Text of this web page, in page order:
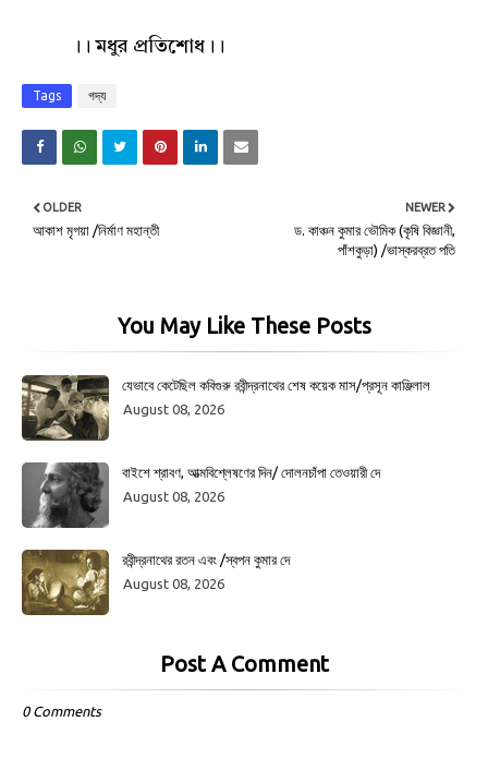
।। মধুর প্রতিশোধ।।
Tags গদ্য
NEWER
ড. কাঞ্চন কুমার ভৌমিক (কৃষি বিজ্ঞানী,
পাঁশকুড়া) /ভাস্করব্রত পতি
OLDER
আকাশ মৃগয়া /নির্মাণ মহান্তী
You May Like These Posts
যেভাবে কেটেছিল কবিগুরু রবীন্দ্রনাথের শেষ কয়েক মাস/প্রসূন কাঞ্জিলাল
August 08, 2026
বাইশে শ্রাবণ, আত্মবিশ্লেষণের দিন/ দোলনচাঁপা তেওয়ারী দে
August 08, 2026
রবীন্দ্রনাথের রতন এবং /স্বপন কুমার দে
August 08, 2026
Post A Comment
0 Comments